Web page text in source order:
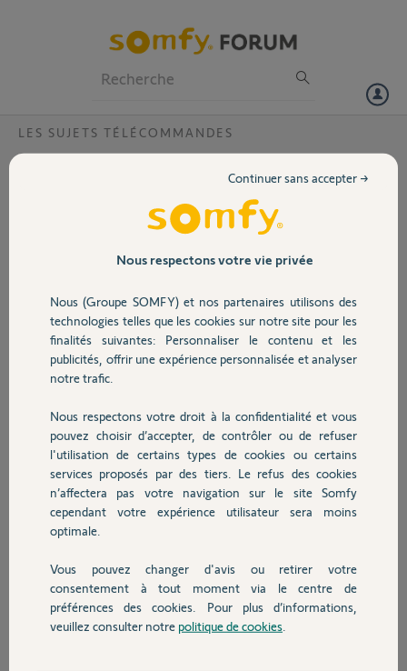
Volet
Sécurité
Domotique
Chauffage
Autres produits
Devis avec un pro
Contact
LES SUJETS TÉLÉCOMMANDES
supprimer une télécommande Freeroll RTS
Suite à un vol, j'ai besoin de désactiver des télécommandes de ma
porte de garage. Je souhaite donc pouvoir toutes les désactiver pour
ne reconnecter que celle que je possède. Merci
Michael B.
il y a environ 12 ans
Participer au fil de discussion
Bonjour Michael,
Pour supprimer toutes les télécommandes du Freeroll, veuillez suivre
cette manipulation:
Le bouton vous servant à supprimer et enregistrer est le bouton 2 sur le
schéma ci-dessous:
Nous respectons votre vie privée
Nous (Groupe SOMFY) et nos partenaires utilisons des
technologies telles que les cookies sur notre site pour les
finalités suivantes: Personnaliser le contenu et les
publicités, offrir une expérience personnalisée et analyser
notre trafic.
Nous respectons votre droit à la confidentialité et vous
pouvez choisir d’accepter, de contrôler ou de refuser
l'utilisation de certains types de cookies ou certains
services proposés par des tiers. Le refus des cookies
n’affectera pas votre navigation sur le site Somfy
cependant votre expérience utilisateur sera moins
optimale.
Vous pouvez changer d'avis ou retirer votre
consentement à tout moment via le centre de
préférences des cookies. Pour plus d’informations,
veuillez consulter notre politique de cookies
Continuer sans accepter →